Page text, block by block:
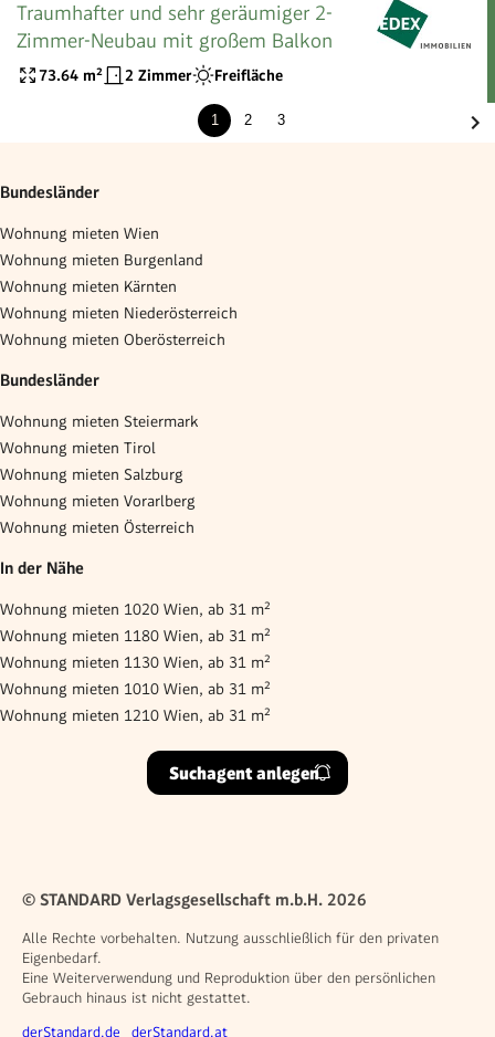
Traumhafter und sehr geräumiger 2-
Zimmer-Neubau mit großem Balkon
73.64 m² 2 Zimmer Freifläche
1 2 3
Bundesländer
Wohnung mieten Wien
Wohnung mieten Burgenland
Wohnung mieten Kärnten
Wohnung mieten Niederösterreich
Wohnung mieten Oberösterreich
Bundesländer
Wohnung mieten Steiermark
Wohnung mieten Tirol
Wohnung mieten Salzburg
Wohnung mieten Vorarlberg
Wohnung mieten Österreich
In der Nähe
Wohnung mieten 1020 Wien, ab 31 m²
Wohnung mieten 1180 Wien, ab 31 m²
Wohnung mieten 1130 Wien, ab 31 m²
Wohnung mieten 1010 Wien, ab 31 m²
Wohnung mieten 1210 Wien, ab 31 m²
Suchagent anlegen
© STANDARD Verlagsgesellschaft m.b.H. 2026
Alle Rechte vorbehalten. Nutzung ausschließlich für den privaten
Eigenbedarf.
Eine Weiterverwendung und Reproduktion über den persönlichen
Gebrauch hinaus ist nicht gestattet.
Weitere Angebote
derStandard.de derStandard.at